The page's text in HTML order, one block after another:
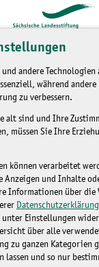
andere Technologien
während andere
zu verbessern.
alt sind und Ihre
müssen Sie Ihre
können verarbeitet
Anzeigen und Inhalte
Informationen über die
Datenschutzerklärung
Einstellungen
über alle
zu ganzen Kategorien
und so nur
und Medien
Prof.
in